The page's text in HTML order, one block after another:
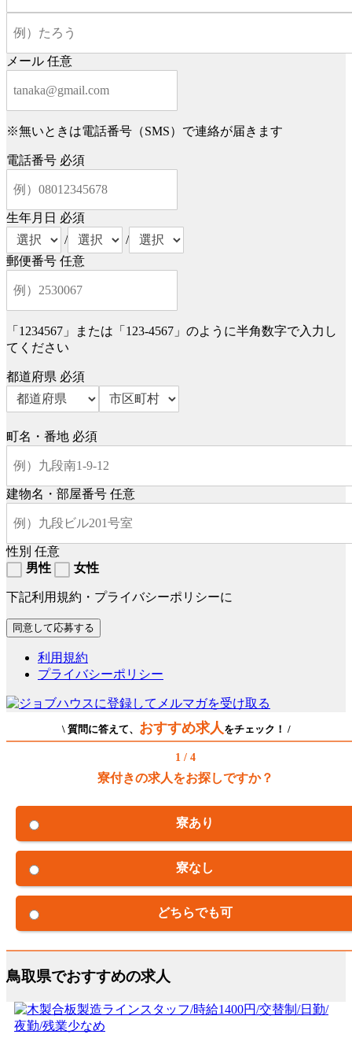
メール 任意
※無いときは電話番号（SMS）で連絡が届きます
電話番号 必須
生年月日 必須
/
/
郵便番号 任意
「1234567」または「123-4567」のように半角数字で入力し
てください
都道府県 必須
町名・番地 必須
建物名・部屋番号 任意
性別 任意
男性
女性
下記利用規約・プライバシーポリシーに
利用規約
プライバシーポリシー
\ 質問に答えて、 おすすめ求人をチェック！ /
1 / 4
寮付きの求人をお探しですか？
寮あり
寮なし
どちらでも可
鳥取県でおすすめの求人